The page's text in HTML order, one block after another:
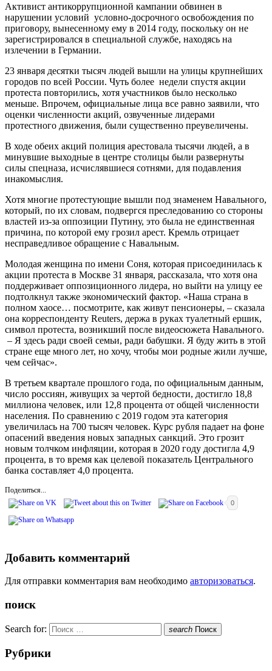
Активист антикоррупционной кампании обвинен в
нарушении условий условно-досрочного освобождения по
приговору, вынесенному ему в 2014 году, поскольку он не
зарегистрировался в специальной службе, находясь на
излечении в Германии.
23 января десятки тысяч людей вышли на улицы крупнейших
городов по всей России. Чуть более недели спустя акции
протеста повторились, хотя участников было несколько
меньше. Впрочем, официальные лица все равно заявили, что
оценки численности акций, озвученные лидерами
протестного движения, были существенно преувеличены.
В ходе обеих акций полиция арестовала тысячи людей, а в
минувшие выходные в центре столицы были развернуты
силы спецназа, исчислявшиеся сотнями, для подавления
инакомыслия.
Хотя многие протестующие вышли под знаменем Навального,
который, по их словам, подвергся преследованию со стороны
властей из-за оппозиции Путину, это была не единственная
причина, по которой ему грозил арест. Кремль отрицает
несправедливое обращение с Навальным.
Молодая женщина по имени Соня, которая присоединилась к
акции протеста в Москве 31 января, рассказала, что хотя она
поддерживает оппозиционного лидера, но выйти на улицу ее
подтолкнул также экономический фактор. «Наша страна в
полном хаосе… посмотрите, как живут пенсионеры, – сказала
она корреспонденту Reuters, держа в руках туалетный ершик,
символ протеста, возникший после видеосюжета Навального.
– Я здесь ради своей семьи, ради бабушки. Я буду жить в этой
стране еще много лет, но хочу, чтобы мои родные жили лучше,
чем сейчас».
В третьем квартале прошлого года, по официальным данным,
число россиян, живущих за чертой бедности, достигло 18,8
миллиона человек, или 12,8 процента от общей численности
населения. По сравнению с 2019 годом эта категория
увеличилась на 700 тысяч человек. Курс рубля падает на фоне
опасений введения новых западных санкций. Это грозит
новым толчком инфляции, которая в 2020 году достигла 4,9
процента, в то время как целевой показатель Центрального
банка составляет 4,0 процента.
Поделиться...
0
Добавить комментарий
Для отправки комментария вам необходимо авторизоваться.
поиск
Search for: search Поиск
Рубрики